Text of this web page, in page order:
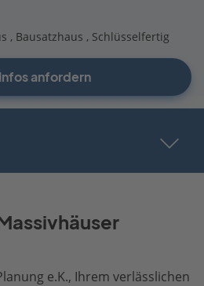
Bausatzhaus Schlüsselfertig
anfordern
e.K., Ihrem verlässlichen